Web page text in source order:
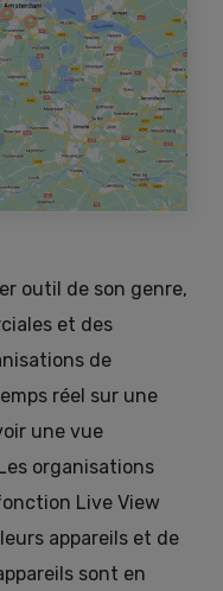
outil de son genre,
et des
de
réel sur une
une vue
organisations
Live View
appareils et de
sont en